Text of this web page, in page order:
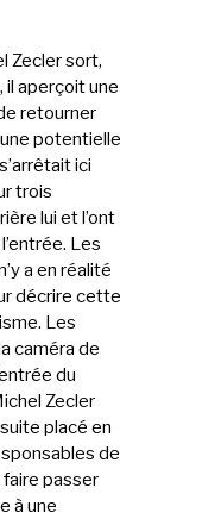
Zecler sort,
il aperçoit une
retourner
potentielle
ici
trois
lui et l’ont
Les
a en réalité
décrire cette
Les
caméra de
du
Zecler
placé en
de
passer
à une